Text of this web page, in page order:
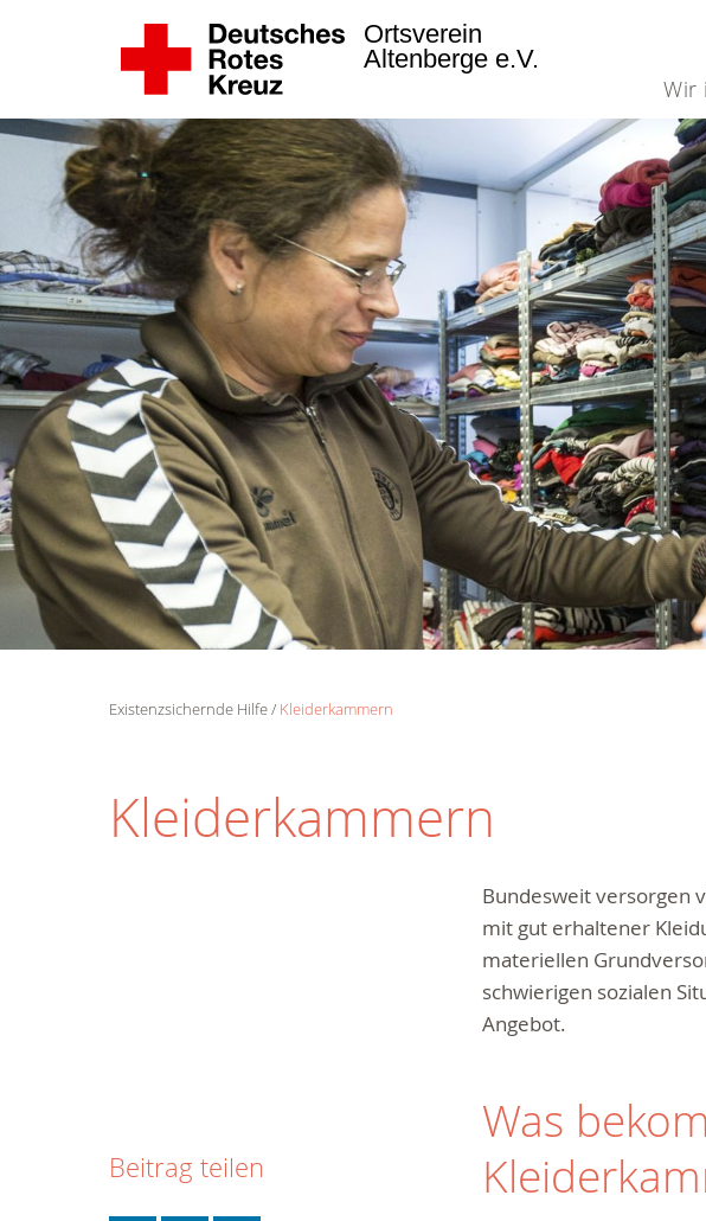
Wir
Ortsverein
Altenberge e.V.
Existenzsichernde Hilfe Kleiderkammern
Kleiderkammern
Bundesweit versorgen
mit gut erhaltener
materiellen
schwierigen sozialen
Angebot.
Was
Beitrag teilen